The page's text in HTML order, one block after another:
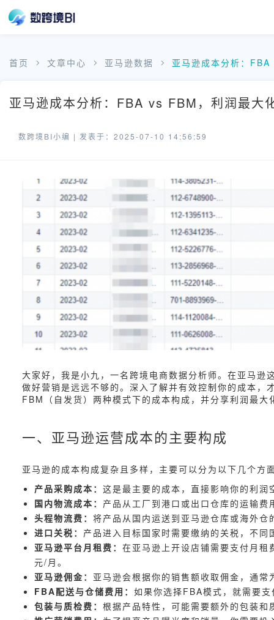
首页 文章中心 亚马逊数据 亚马逊成本分析：
亚马逊成本分析：FBA vs FBM，利润最大
数跨境BI小编 | 发表于：2025-07-10 14:56:59
大家好，我是小九，一名跨境电商数据分析师。在亚马
做好营销是远远不够的。深入了解并有效控制你的成本
FBM（自发货）两种模式下的成本构成，并分享利润最大
一、亚马逊运营成本的主要构成
亚马逊的成本构成复杂且多样，主要可以分为以下几个方
产品采购成本： 这是最主要的成本，直接影响你的利
国内物流成本： 产品从工厂到港口或出口仓库的运输
头程物流费： 将产品从国内运送到亚马逊仓库或海外
进口关税： 产品进入目标国家时需要缴纳的关税，不
亚马逊平台月租费： 在亚马逊上开设店铺需要支付月
元/月。
亚马逊佣金： 亚马逊会根据你的销售额收取佣金，通
FBA配送与仓储费用： 如果你选择FBA模式，就需要
包装与质检费： 根据产品特性，可能需要额外的包装